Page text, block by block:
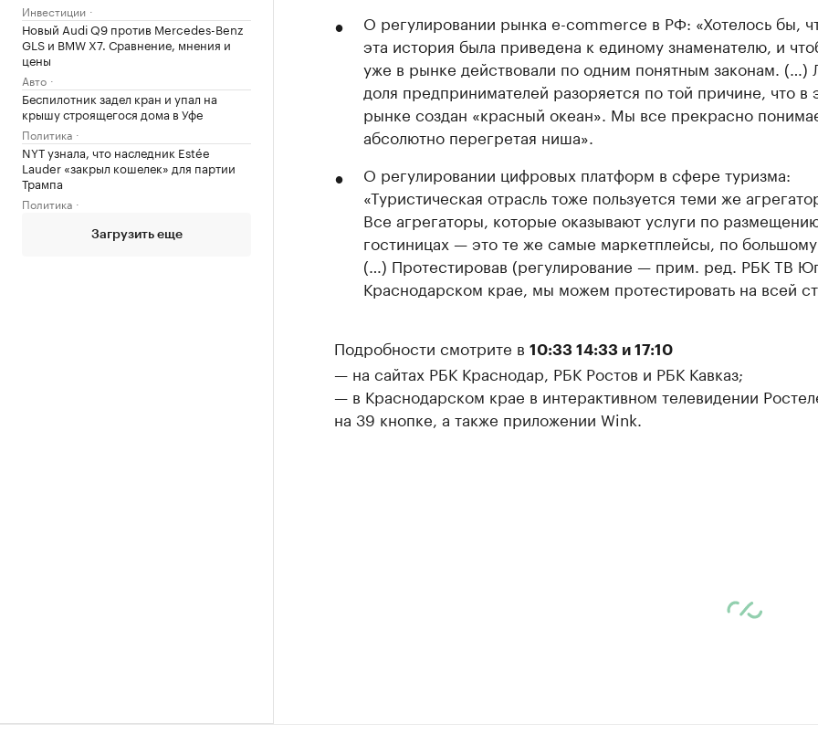
Инвестиции
Новый Audi Q9 против Mercedes-Benz
GLS и BMW X7. Сравнение, мнения и
цены
Авто
Беспилотник задел кран и упал на
крышу строящегося дома в Уфе
Политика
NYT узнала, что наследник Estée
Lauder «закрыл кошелек» для партии
Трампа
Политика
Загрузить еще
О регулировании рынка e-commerce в РФ: «Хотелось бы,
эта история была приведена к единому знаменателю, и
уже в рынке действовали по одним понятным законам. (…)
доля предпринимателей разоряется по той причине, что в
рынке создан «красный океан». Мы все прекрасно
абсолютно перегретая ниша».
О регулировании цифровых платформ в сфере туризма:
«Туристическая отрасль тоже пользуется теми же
Все агрегаторы, которые оказывают услуги по
гостиницах — это те же самые маркетплейсы, по большому
(…) Протестировав (регулирование — прим. ред. РБК ТВ
Краснодарском крае, мы можем протестировать на всей
Подробности смотрите в 10:33 14:33 и 17:10
— на сайтах РБК Краснодар, РБК Ростов и РБК Кавказ;
— в Краснодарском крае в интерактивном телевидении
на 39 кнопке, а также приложении Wink.